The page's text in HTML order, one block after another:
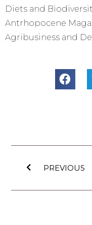
Diets and
Antrhopocene
Agribusiness and
PREVIOUS